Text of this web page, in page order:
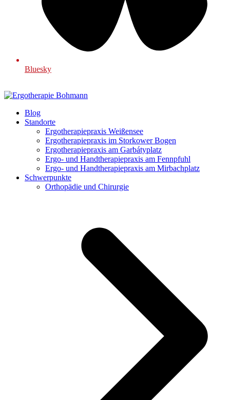
Bluesky
Blog
Standorte
Ergotherapiepraxis Weißensee
Ergotherapiepraxis im Storkower Bogen
Ergotherapiepraxis am Garbátyplatz
Ergo- und Handtherapiepraxis am Fennpfuhl
Ergo- und Handtherapiepraxis am Mirbachplatz
Schwerpunkte
Orthopädie und Chirurgie